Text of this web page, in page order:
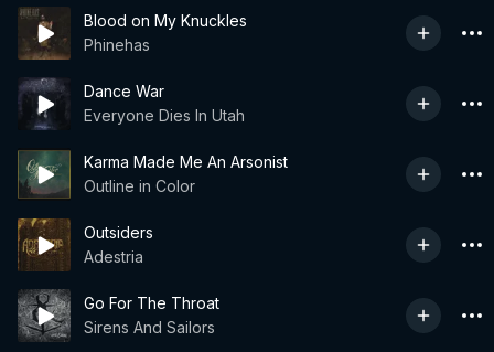
Blood on My Knuckles
Phinehas
Dance War
Everyone Dies In Utah
Karma Made Me An Arsonist
Outline in Color
Outsiders
Adestria
Go For The Throat
Sirens And Sailors